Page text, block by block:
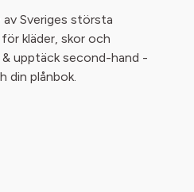
av Sveriges största
kläder, skor och
upptäck second-hand -
din plånbok.